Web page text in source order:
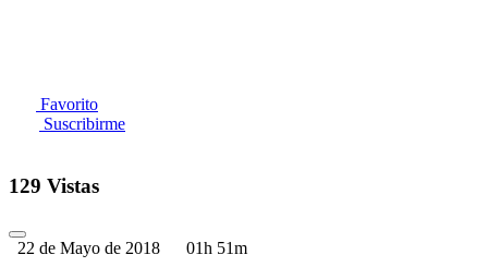
Favorito
Suscribirme
129 Vistas
22 de Mayo de 2018 01h 51m